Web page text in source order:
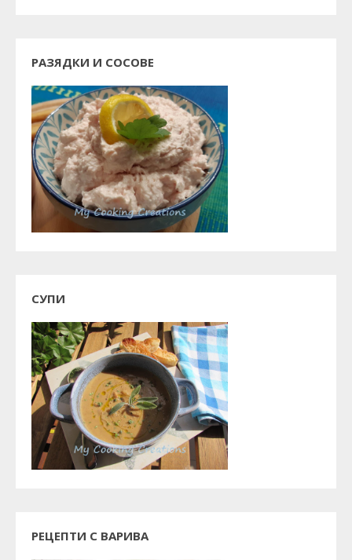
РАЗЯДКИ И СОСОВЕ
СУПИ
РЕЦЕПТИ С ВАРИВА